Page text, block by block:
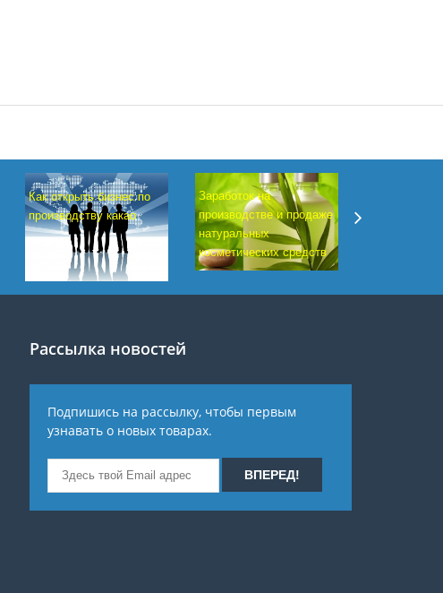
Как открыть бизнес по
производству какао
Заработок на
производстве и продаже
натуральных
косметических средств
Рассылка новостей
Подпишись на рассылку, чтобы первым
узнавать о новых товарах.